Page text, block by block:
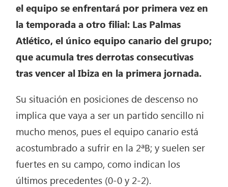
el equipo se enfrentará por primera vez en
la temporada a otro filial: Las Palmas
Atlético, el único equipo canario del grupo;
que acumula tres derrotas consecutivas
tras vencer al Ibiza en la primera jornada.
Su situación en posiciones de descenso no
implica que vaya a ser un partido sencillo ni
mucho menos, pues el equipo canario está
acostumbrado a sufrir en la 2ªB; y suelen ser
fuertes en su campo, como indican los
últimos precedentes (0-0 y 2-2).